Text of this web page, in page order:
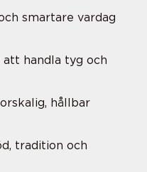
smartare vardag
handla tyg och
hållbar
tradition och